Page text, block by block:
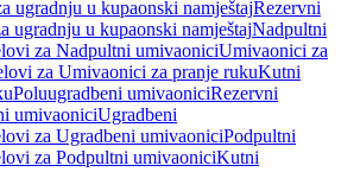
ugradnju u kupaonski namještajRezervni
ugradnju u kupaonski namještajNadpultni
za Nadpultni umivaoniciUmivaonici za
za Umivaonici za pranje rukuKutni
Poluugradbeni umivaoniciRezervni
umivaoniciUgradbeni
za Ugradbeni umivaoniciPodpultni
za Podpultni umivaoniciKutni